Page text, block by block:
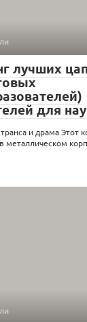
лучших
для
и драма Этот
металлическом